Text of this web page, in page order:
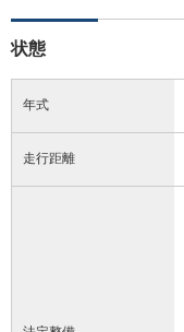
状態
年式
走行距離